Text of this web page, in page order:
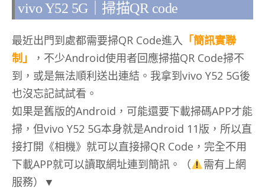
vivo Y52 5G｜掃描QR code
最近出門到處都需要掃QR Code進入 「簡訊實聯
制」
，不少Android使用者回應掃描QR Code掃不
到，或是無法順利送出連結。我拿到vivo Y52 5G後
也沒忘記試試看。
如果是舊版的Android，可能還要下載掃碼APP才能
掃，但vivo Y52 5G本身就是Android 11版，所以直
接打開《相機》就可以直接掃QR Code，完全不用
下載APP就可以讀取網址連到簡訊。（
需有上網
服務）▼